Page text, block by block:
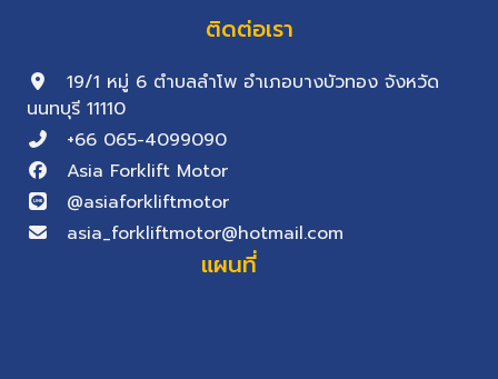
ติดต่อเรา
19/1 หมู่ 6 ตำบลลำโพ อำเภอบางบัวทอง จังหวัด
นนทบุรี 11110
+66 065-4099090
Asia Forklift Motor
@asiaforkliftmotor
asia_forkliftmotor@hotmail.com
แผนที่